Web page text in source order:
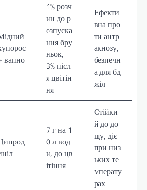
вапно
1% розч
ин до р
озпуска
ння бру
ньок,
3% післ
я цвітін
ня
Ефекти
вна про
ти антр
акнозу,
безпечн
а для бд
жіл
7 г на 1
0 л вод
и, до цв
ітіння
Стійки
й до до
щу, діє
при низ
ьких те
мперату
рах